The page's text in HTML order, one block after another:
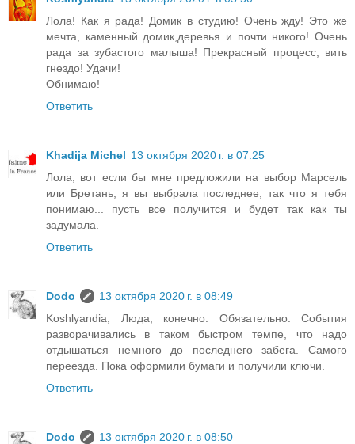
Лола! Как я рада! Домик в студию! Очень жду! Это же
мечта, каменный домик,деревья и почти никого! Очень
рада за зубастого малыша! Прекрасный процесс, вить
гнездо! Удачи!
Обнимаю!
Ответить
Khadija Michel 13 октября 2020 г. в 07:25
Лола, вот если бы мне предложили на выбор Марсель
или Бретань, я вы выбрала последнее, так что я тебя
понимаю... пусть все получится и будет так как ты
задумала.
Ответить
Dodo
13 октября 2020 г. в 08:49
Koshlyandia, Люда, конечно. Обязательно. События
разворачивались в таком быстром темпе, что надо
отдышаться немного до последнего забега. Самого
переезда. Пока оформили бумаги и получили ключи.
Ответить
Dodo 13 октября 2020 г. в 08:50